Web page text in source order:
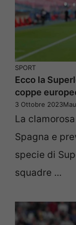
SPORT
Ecco la
coppe
3 Ottobre 2023
La
Spagna e
specie di
squadre ...